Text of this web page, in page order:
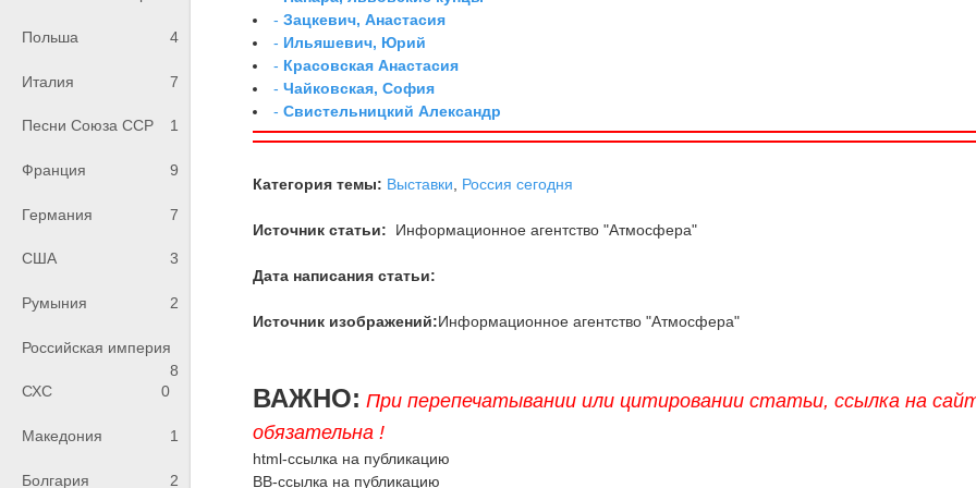
Польша 4
Италия 7
Песни Союза ССР 1
Франция 9
Германия 7
США 3
Румыния 2
Российская империя
8
СХС
0
Македония 1
Болгария 2
-Зацкевич, Анастасия
- Ильяшевич, Юрий
- Красовская Анастасия
-Чайковская, София
-Свистельницкий Александр
Категория темы: Выставки Россия сегодня
Источник статьи: Информационное агентство "Атмосфера"
Дата написания статьи:
Источник изображений:Информационное агентство "Атмосфера"
ВАЖНО: При перепечатывании или цитировании статьи, ссылка на
обязательна !
html-ссылка на публикацию
BB-ссылка на публикацию